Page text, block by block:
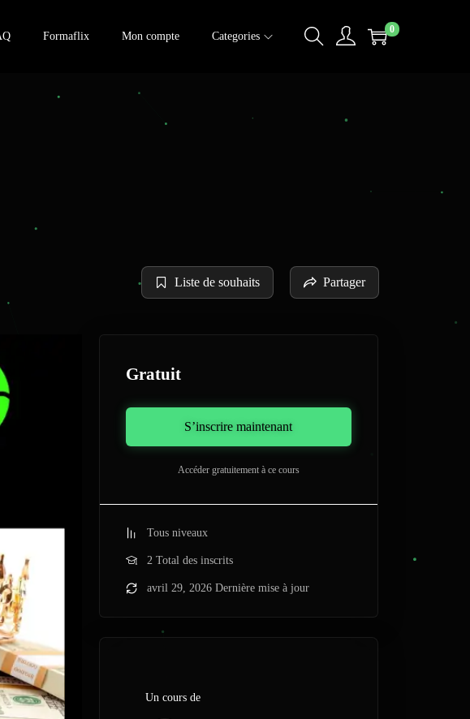
Formaflix Mon compte Categories
0
Liste de souhaits Partager
Gratuit
S’inscrire maintenant
Accéder gratuitement à ce cours
Tous niveaux
2 Total des inscrits
avril 29, 2026 Dernière mise à jour
Un cours de